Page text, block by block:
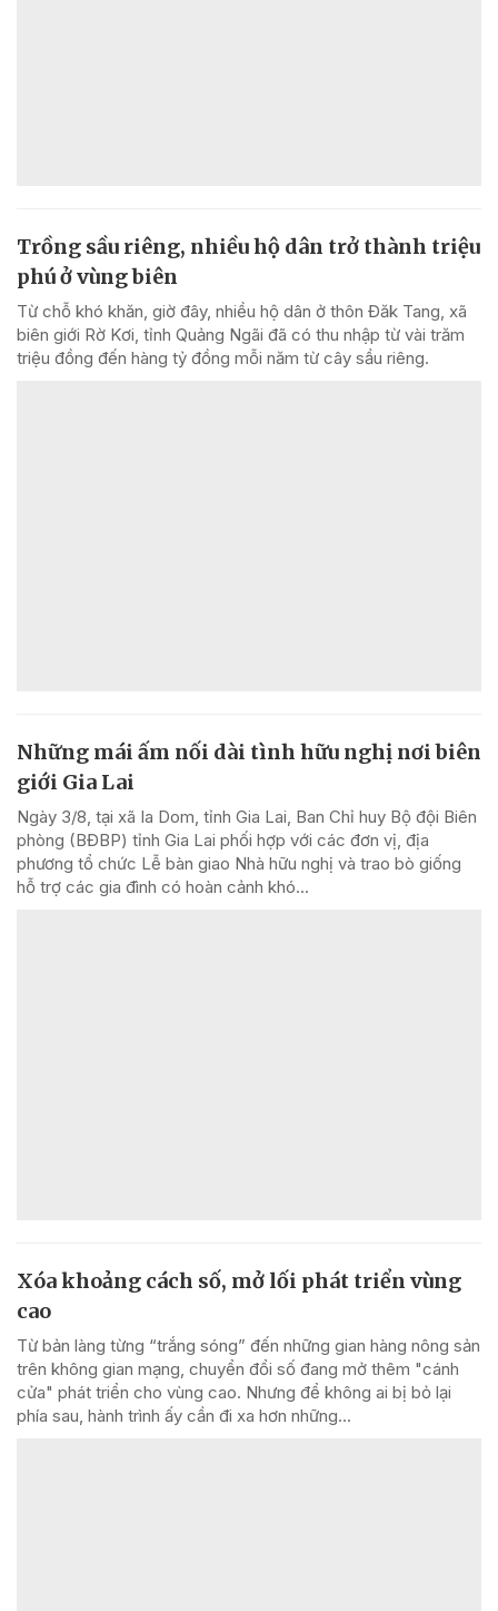
Trồng sầu riêng, nhiều hộ dân trở thành triệu
phú ở vùng biên
Từ chỗ khó khăn, giờ đây, nhiều hộ dân ở thôn Đăk Tang, xã
biên giới Rờ Kơi, tỉnh Quảng Ngãi đã có thu nhập từ vài trăm
triệu đồng đến hàng tỷ đồng mỗi năm từ cây sầu riêng.
Những mái ấm nối dài tình hữu nghị nơi biên
giới Gia Lai
Ngày 3/8, tại xã Ia Dom, tỉnh Gia Lai, Ban Chỉ huy Bộ đội Biên
phòng (BĐBP) tỉnh Gia Lai phối hợp với các đơn vị, địa
phương tổ chức Lễ bàn giao Nhà hữu nghị và trao bò giống
hỗ trợ các gia đình có hoàn cảnh khó...
Xóa khoảng cách số, mở lối phát triển vùng
cao
Từ bản làng từng “trắng sóng” đến những gian hàng nông sản
trên không gian mạng, chuyển đổi số đang mở thêm "cánh
cửa" phát triển cho vùng cao. Nhưng để không ai bị bỏ lại
phía sau, hành trình ấy cần đi xa hơn những...